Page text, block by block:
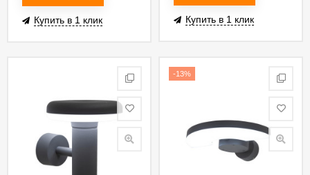
Купить в 1 клик Купить в 1 клик
-13%